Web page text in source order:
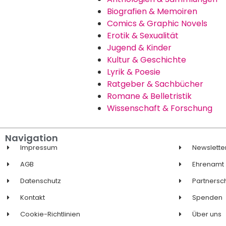
Biografien & Memoiren
Comics & Graphic Novels
Erotik & Sexualität
Jugend & Kinder
Kultur & Geschichte
Lyrik & Poesie
Ratgeber & Sachbücher
Romane & Belletristik
Wissenschaft & Forschung
Navigation
Impressum
AGB
Datenschutz
Kontakt
Cookie-Richtlinien
Ehrenamt
Spenden
Über uns